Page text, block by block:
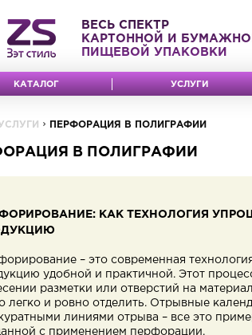
ВЕСЬ СПЕКТР
КАРТОННОЙ И
ПИЩЕВОЙ УПАКОВКИ
КАТАЛОГ УСЛУГИ
ПЕРФОРАЦИЯ В ПОЛИГРАФИИ
В ПОЛИГРАФИИ
КАК ТЕХНОЛОГИЯ
– это современная
удобной и практичной. Этот
разметки или отверстий на
легко и ровно отделить. Отрывные
линиями отрыва – все это
с применением перфорации.